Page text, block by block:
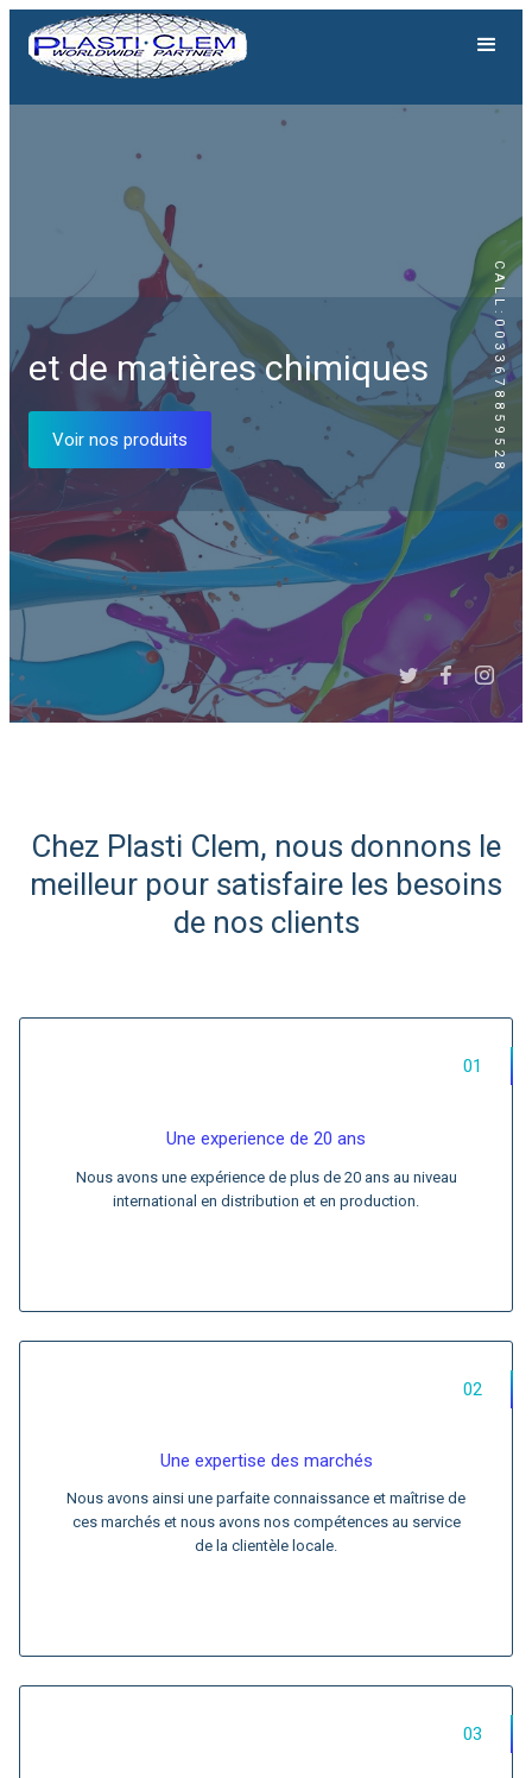
CALL:0033678859528
et de matières chimiques
Voir nos produits
Expert Afrique du Nord et
de l'Ouest
plastiques...
Génération solaire
Equipements solaires
Voir nos produits
Chez Plasti Clem, nous donnons le
meilleur pour satisfaire les besoins
de nos clients
01
Une experience de 20 ans
Nous avons une expérience de plus de 20 ans au niveau
international en distribution et en production.
02
Une expertise des marchés
Nous avons ainsi une parfaite connaissance et maîtrise de
ces marchés et nous avons nos compétences au service
de la clientèle locale.
03